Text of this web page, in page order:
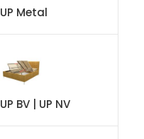
UP Metal
UP BV | UP NV